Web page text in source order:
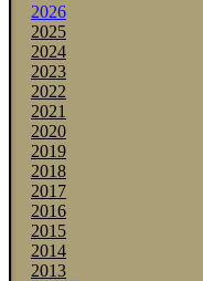
2026
2025
2024
2023
2022
2021
2020
2019
2018
2017
2016
2015
2014
2013